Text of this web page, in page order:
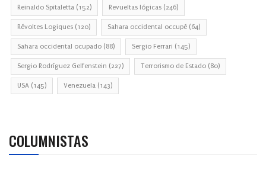
Reinaldo Spitaletta (152) Revueltas lógicas (246)
Révoltes Logiques (120) Sahara occidental occupé (64)
Sahara occidental ocupado (88) Sergio Ferrari (145)
Sergio Rodríguez Gelfenstein (227) Terrorismo de Estado (80)
USA (145) Venezuela (143)
COLUMNISTAS